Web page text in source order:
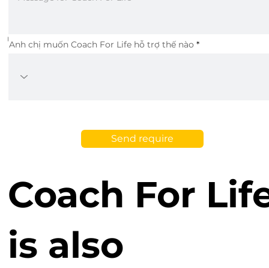
for
employees.
Besides,
Coach For
is also
Anh chị muốn Coach For Life hỗ trợ thế nào
Send require